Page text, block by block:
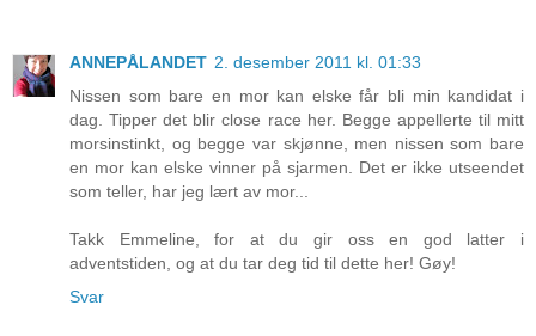
ANNEPÅLANDET 2. desember 2011 kl. 01:33
Nissen som bare en mor kan elske får bli min kandidat i
dag. Tipper det blir close race her. Begge appellerte til mitt
morsinstinkt, og begge var skjønne, men nissen som bare
en mor kan elske vinner på sjarmen. Det er ikke utseendet
som teller, har jeg lært av mor...
Takk Emmeline, for at du gir oss en god latter i
adventstiden, og at du tar deg tid til dette her! Gøy!
Svar